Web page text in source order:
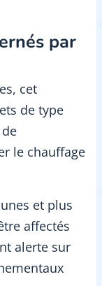
par
cet
de type
le chauffage
et plus
affectés
alerte sur